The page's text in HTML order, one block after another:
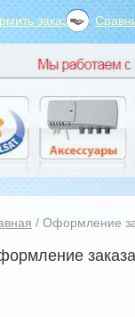
заказ?
/ Оформление
заказа